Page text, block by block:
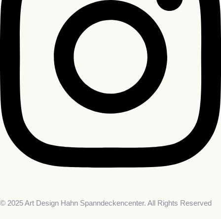
© 2025 Art Design Hahn Spanndeckencenter. All Rights Reserved